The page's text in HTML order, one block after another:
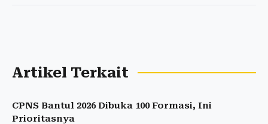
Artikel Terkait
CPNS Bantul 2026 Dibuka 100 Formasi, Ini
Prioritasnya